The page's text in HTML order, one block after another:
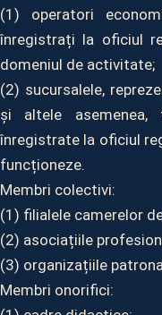
(1) operatori
înregistrați la oficiul
domeniul de activitate;
(2) sucursalele,
și altele asemenea,
înregistrate la oficiul
funcționeze.
Membri colectivi:
(1) filialele camerelor
(2) asociațiile
(3) organizațiile
Membri onorifici: